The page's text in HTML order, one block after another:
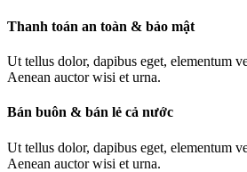
Thanh toán an toàn & bảo mật
Ut tellus dolor, dapibus eget, elementum
Aenean auctor wisi et urna.
Bán buôn & bán lẻ cả nước
Ut tellus dolor, dapibus eget, elementum
Aenean auctor wisi et urna.